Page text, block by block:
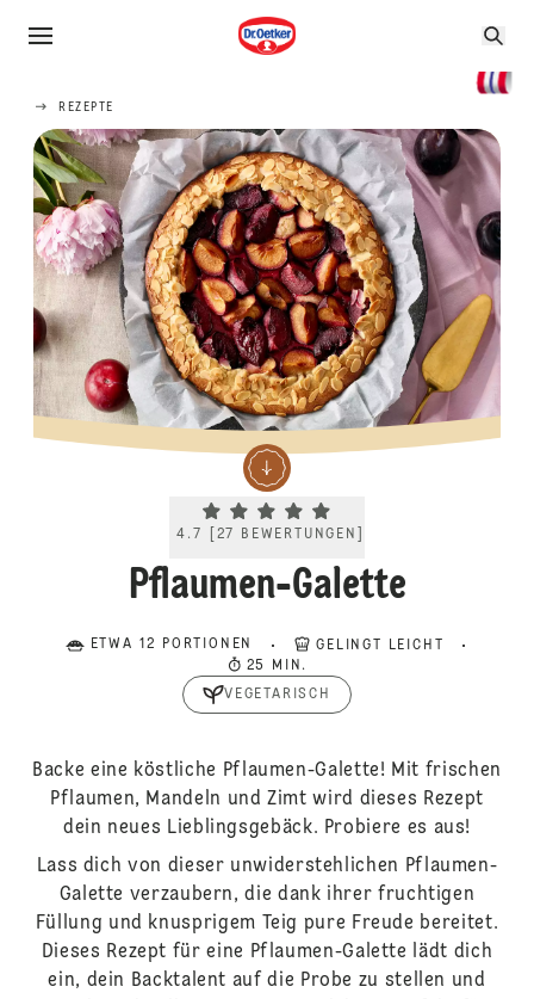
REZEPTE
Current rating 4.7. Click to rate.
4.7 27 BEWERTUNGEN
Pflaumen-Galette
ETWA 12 PORTIONEN
GELINGT LEICHT
25 MIN.
VEGETARISCH
Backe eine köstliche Pflaumen-Galette! Mit frischen
Pflaumen, Mandeln und Zimt wird dieses Rezept
dein neues Lieblingsgebäck. Probiere es aus!
Lass dich von dieser unwiderstehlichen Pflaumen-
Galette verzaubern, die dank ihrer fruchtigen
Füllung und knusprigem Teig pure Freude bereitet.
Dieses Rezept für eine Pflaumen-Galette lädt dich
ein, dein Backtalent auf die Probe zu stellen und